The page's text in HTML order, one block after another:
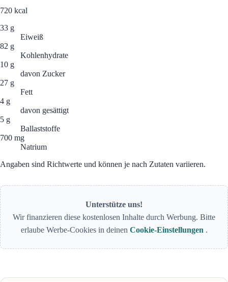
720 kcal
33 g
Eiweiß
82 g
Kohlenhydrate
10 g
davon Zucker
27 g
Fett
4 g
davon gesättigt
5 g
Ballaststoffe
700 mg
Natrium
Angaben sind Richtwerte und können je nach Zutaten variieren.
Unterstütze uns!
Wir finanzieren diese kostenlosen Inhalte durch Werbung. Bitte
erlaube Werbe-Cookies in deinen Cookie-Einstellungen .